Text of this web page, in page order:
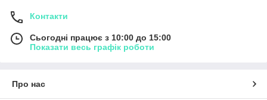
Контакти
Сьогодні працює з 10:00 до 15:00
Показати весь графік роботи
Про нас